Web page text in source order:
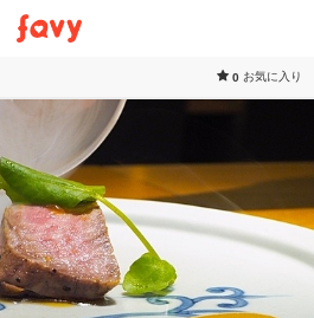
0 お気に入り